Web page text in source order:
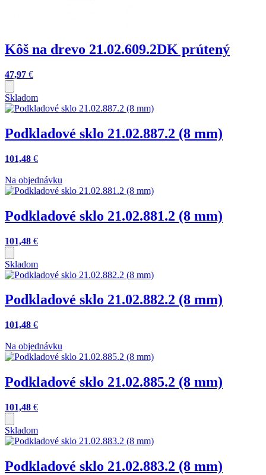
Kôš na drevo 21.02.609.2DK prútený
47,97 €
Skladom
Podkladové sklo 21.02.887.2 (8 mm)
101,48 €
Na objednávku
Podkladové sklo 21.02.881.2 (8 mm)
101,48 €
Skladom
Podkladové sklo 21.02.882.2 (8 mm)
101,48 €
Na objednávku
Podkladové sklo 21.02.885.2 (8 mm)
101,48 €
Skladom
Podkladové sklo 21.02.883.2 (8 mm)